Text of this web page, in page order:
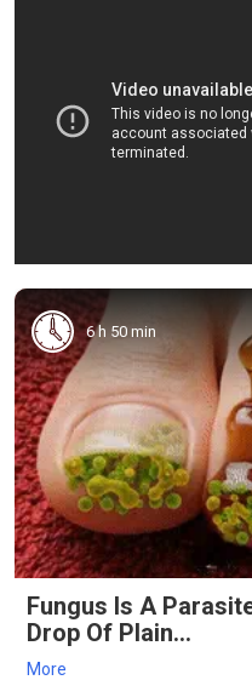
6 h 50 min
Fungus Is A
Drop Of Plain...
More